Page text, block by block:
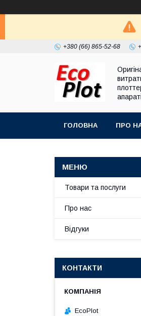
+380 (66) 865-52-68
ГОЛОВНА ПРО
Товари та послуги
Про нас
Відгуки
КОНТАКТИ
EcoPlot